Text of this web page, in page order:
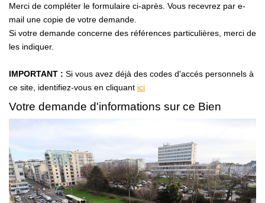
Avis Clients
Merci de compléter le formulaire ci-après. Vous recevrez par e-
mail une copie de votre demande.
Si votre demande concerne des références particulières, merci de
les indiquer.
IMPORTANT : Si vous avez déjà des codes d'accés personnels à
ce site, identifiez-vous en cliquant ici
Votre demande d'informations sur ce Bien